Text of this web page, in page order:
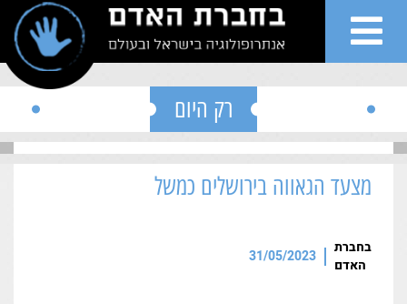
רק היום
מצעד הגאווה בירושלים כמשל
בחברת
האדם
31/05/2023